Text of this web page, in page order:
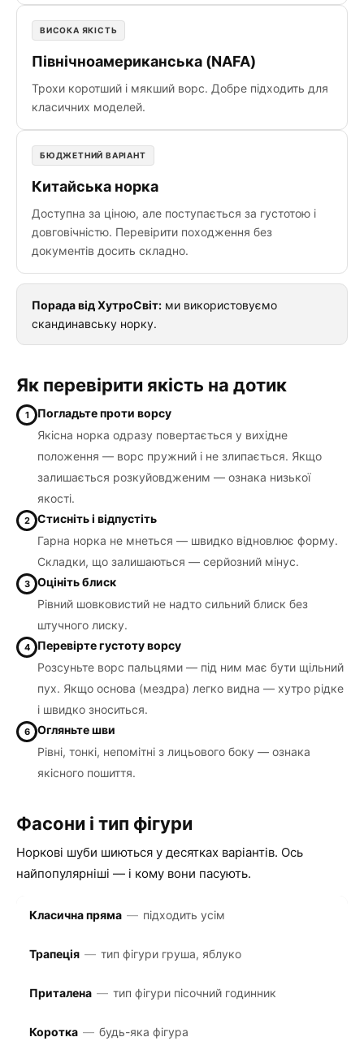
ВИСОКА ЯКІСТЬ
Північноамериканська (NAFA)
Трохи коротший і мякший ворс. Добре підходить для
класичних моделей.
БЮДЖЕТНИЙ ВАРІАНТ
Китайська норка
Доступна за ціною, але поступається за густотою і
довговічністю. Перевірити походження без
документів досить складно.
Порада від ХутроСвіт: ми використовуємо
скандинавську норку.
Як перевірити якість на дотик
1
Погладьте проти ворсу
Якісна норка одразу повертається у вихідне
положення — ворс пружний і не злипається. Якщо
залишається розкуйовдженим — ознака низької
якості.
2
Стисніть і відпустіть
Гарна норка не мнеться — швидко відновлює форму.
Складки, що залишаються — серйозний мінус.
3
Оцініть блиск
Рівний шовковистий не надто сильний блиск без
штучного лиску.
4
Перевірте густоту ворсу
Розсуньте ворс пальцями — під ним має бути щільний
пух. Якщо основа (мездра) легко видна — хутро рідке
і швидко зноситься.
6
Огляньте шви
Рівні, тонкі, непомітні з лицьового боку — ознака
якісного пошиття.
Фасони і тип фігури
Норкові шуби шиються у десятках варіантів. Ось
найпопулярніші — і кому вони пасують.
Класична пряма — підходить усім
Трапеція — тип фігури груша, яблуко
Приталена — тип фігури пісочний годинник
Коротка — будь-яка фігура